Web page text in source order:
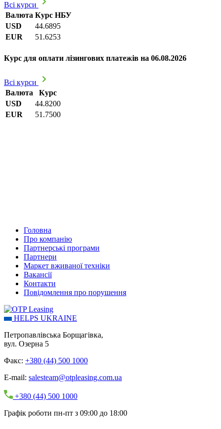
Всі курси
Валюта Курс НБУ
USD
44.6895
EUR
51.6253
Курс для оплати лізингових платежів на 06.08.2026
Всі курси
Валюта
Курс
USD
44.8200
EUR
51.7500
Головна
Про компанію
Партнерські програми
Партнери
Маркет вживаної техніки
Вакансії
Контакти
Повідомлення про порушення
HELPS UKRAINE
Петропавлівська Борщагівка,
вул. Озерна 5
Факс: +380 (44) 500 1000
E-mail: salesteam@otpleasing.com.ua
+380 (44) 500 1000
Графік роботи пн-пт з 09:00 до 18:00